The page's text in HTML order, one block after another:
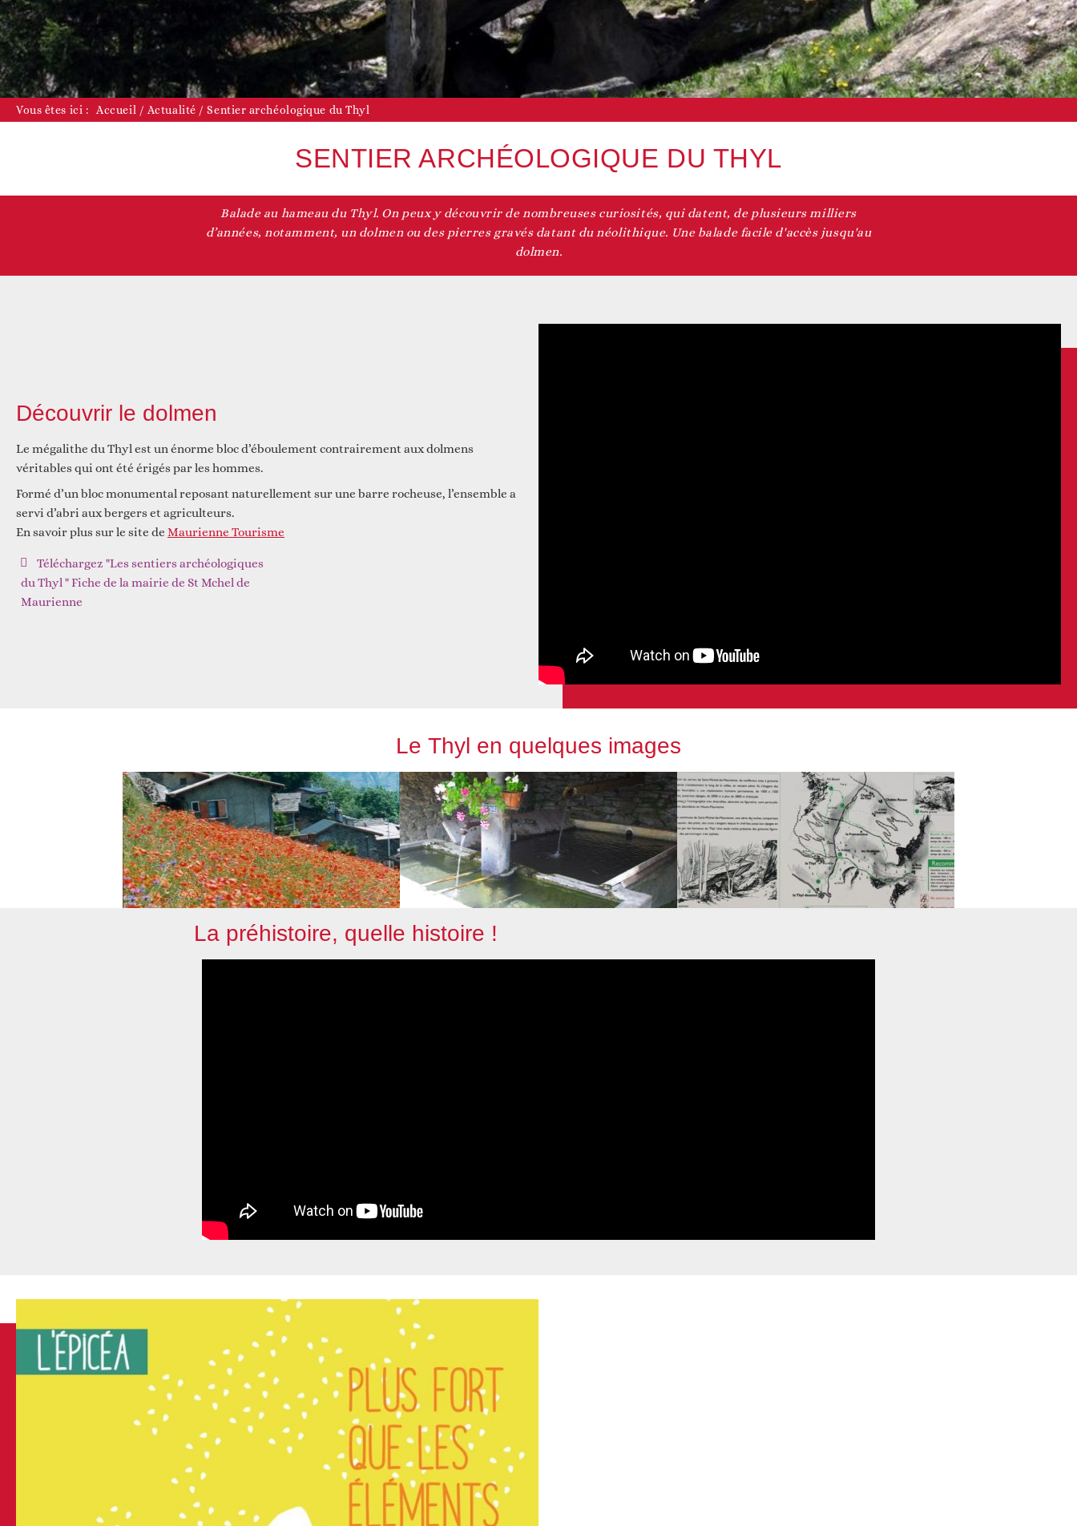
Devenir adhérent
Devenir bénévole
Agenda du territoire
Nos actualités
Vie associative
Accès aux droits
Vous êtes ici : Accueil / Actualité /Sentier archéologique du Thyl
SENTIER ARCHÉOLOGIQUE DU THYL
Balade au hameau du Thyl. On peux y découvrir de nombreuses curiosités, qui datent, de plusieurs milliers
d’années, notamment, un dolmen ou des pierres gravés datant du néolithique. Une balade facile d'accès jusqu'au
dolmen.
Découvrir le dolmen
Le mégalithe du Thyl est un énorme bloc d’éboulement contrairement aux dolmens
véritables qui ont été érigés par les hommes.
Formé d’un bloc monumental reposant naturellement sur une barre rocheuse, l’ensemble a
servi d’abri aux bergers et agriculteurs.
En savoir plus sur le site de Maurienne Tourisme
Téléchargez "Les sentiers archéologiques
du Thyl " Fiche de la mairie de St Mchel de
Maurienne
Le Thyl en quelques images
La préhistoire, quelle histoire !